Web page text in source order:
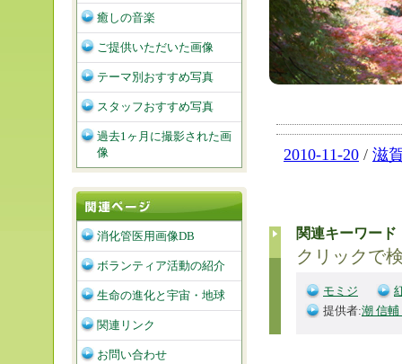
2010-11-20 / 滋
関連キーワード
クリックで
モミジ
提供者:潮 信
癒しの音楽
ご提供いただいた画像
テーマ別おすすめ写真
スタッフおすすめ写真
過去1ヶ月に撮影された画
像
消化管医用画像DB
ボランティア活動の紹介
生命の進化と宇宙・地球
関連リンク
お問い合わせ